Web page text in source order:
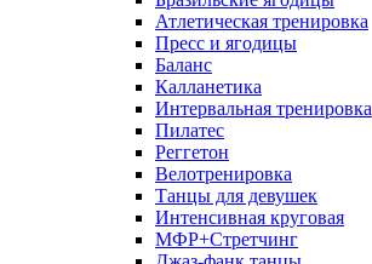
Атлетическая тренировка
Пресс и ягодицы
Баланс
Калланетика
Интервальная тренировка
Пилатес
Реггетон
Велотренировка
Танцы для девушек
Интенсивная круговая
МФР+Стретчинг